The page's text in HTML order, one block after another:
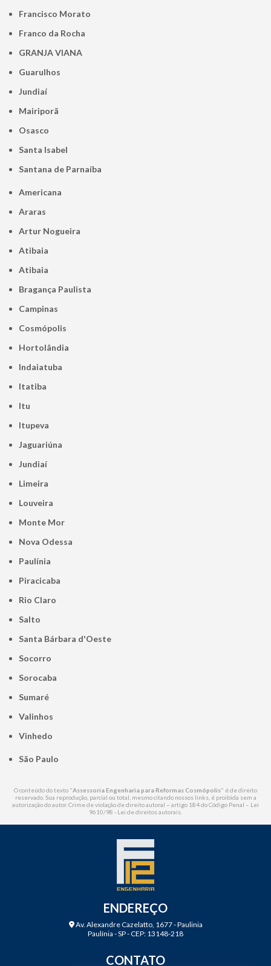
Francisco Morato
Franco da Rocha
GRANJA VIANA
Guarulhos
Jundiaí
Mairiporã
Osasco
Santa Isabel
Santana de Parnaíba
Americana
Araras
Artur Nogueira
Atibaia
Atibaia
Bragança Paulista
Campinas
Cosmópolis
Hortolândia
Indaiatuba
Itatiba
Itu
Itupeva
Jaguariúna
Jundiaí
Limeira
Louveira
Monte Mor
Nova Odessa
Paulínia
Piracicaba
Rio Claro
Salto
Santa Bárbara d'Oeste
Socorro
Sorocaba
Sumaré
Valinhos
Vinhedo
São Paulo
O conteúdo do texto "Assessoria Engenharia para Reformas Cosmópolis" é de direito
reservado. Sua reprodução, parcial ou total, mesmo citando nossos links, é proibida sem a
autorização do autor. Crime de violação de direito autoral – artigo 184 do Código Penal – Lei
9610/98 - Lei de direitos autorais
ENDEREÇO
Av. Alexandre Cazelatto, 1677 - Paulinia
Paulínia - SP - CEP: 13148-218
CONTATO